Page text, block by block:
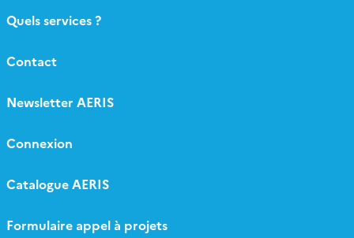
Quels services ?
Contact
Newsletter AERIS
Connexion
Catalogue AERIS
Formulaire appel à projets